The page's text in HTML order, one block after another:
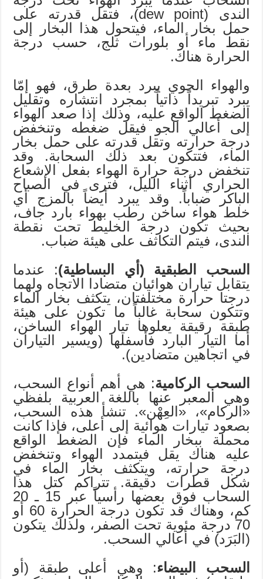
الندى (dew point)، فتقل قدرته على
حمل بخار الماء، فيتحول هذا البخار إلى
نقط ماء أو بلورات ثلج، حسب درجة
الحرارة هناك.
والهواء الجوي يبرد بعدة طرق، فهو إمّا
يبرد تبريداً ذاتياً بمجرد انتشاره وتقليل
الضغط الواقع عليه، وذلك إذا صعد الهواء
إلى أعالي الجو فيقل ضغطه وتنخفض
درجة حرارته وتقل قدرته على حمل بخار
الماء، فتتكون بعد ذلك السحابة. وقد
تنخفض درجة حرارة الهواء بفعل الإشعاع
الحراري أثناء الليل، فترى في الصباح
الباكر ضباباً. وقد يبرد أيضاً بالمزج أي
خلط هواء ساخن رطب بهواء بارد جاف،
بحيث تكون درجة الخليط تحت نقطة
الندى، فيتم التكاثف على هيئة ضباب.
السحب الطبقية (أي البساطية): عندما
يتقابل تياران هوائيان متضادا الاتجاه ولهما
درجتا حرارة مختلفتان، يتكثف بخار الماء
وتتكون سحابة غالباً ما تكون على هيئة
طبقة رقيقة يعلوها تيار الهواء الساخن،
أما التيار البارد فأسفلها (ويسير التياران
في اتجاهين متضادين).
السحب الركامية: هي أهم أنواع السحب،
وهي المعبر عنها باللغة العربية بلفظي
«الركام»، «العِهْن». تنشأ هذه السحب،
بصعود تيارات هوائية إلى أعلى، فإذا كانت
محملة ببخار الماء فإن الضغط الواقع
عليه هناك يقل فيتمدد الهواء وتنخفض
درجة حرارته، ويتكثف بخار الماء في
شكل قطرات دقيقة. تتراكم كتل هذا
السحاب فوق بعضها رأسياً عبر 15 ـ 20
كم، وهناك قد تكون درجة الحرارة 60 أو
70 درجة مئوية تحت الصفر، ولذلك يتكون
(البَرَد) في أعالي السحب.
السحب البيضاء: وهي أعلى طبقة (أو